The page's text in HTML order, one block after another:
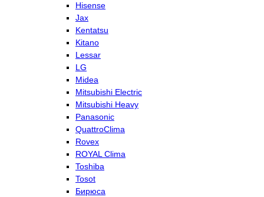
Hisense
Jax
Kentatsu
Kitano
Lessar
LG
Midea
Mitsubishi Electric
Mitsubishi Heavy
Panasonic
QuattroClima
Rovex
ROYAL Clima
Toshiba
Tosot
Бирюса